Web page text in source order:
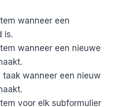
wanneer een
is.
wanneer een nieuwe
taak wanneer een nieuw
voor elk subformulier